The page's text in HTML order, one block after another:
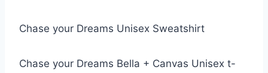
Chase your Dreams Unisex Sweatshirt
Chase your Dreams Bella + Canvas Unisex t-